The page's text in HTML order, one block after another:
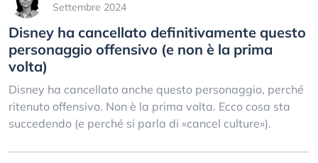
Settembre 2024
Disney ha cancellato definitivamente questo
personaggio offensivo (e non è la prima
volta)
Disney ha cancellato anche questo personaggio, perché
ritenuto offensivo. Non è la prima volta. Ecco cosa sta
succedendo (e perché si parla di «cancel culture»).